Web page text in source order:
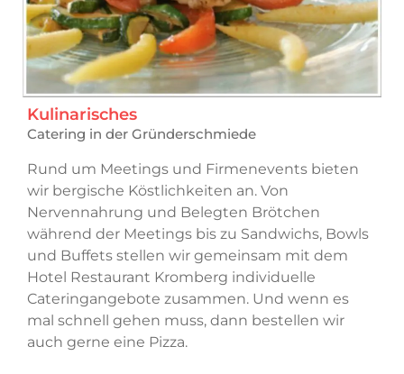
Kulinarisches
Catering in der Gründerschmiede
Rund um Meetings und Firmenevents bieten
wir bergische Köstlichkeiten an. Von
Nervennahrung und Belegten Brötchen
während der Meetings bis zu Sandwichs, Bowls
und Buffets stellen wir gemeinsam mit dem
Hotel Restaurant Kromberg individuelle
Cateringangebote zusammen. Und wenn es
mal schnell gehen muss, dann bestellen wir
auch gerne eine Pizza.